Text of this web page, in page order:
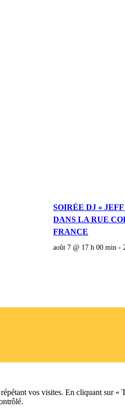
SOIRÉE DJ «
DANS LA RUE
FRANCE
août 7 @ 17 h 00 min -
vos visites. En cliquant sur «